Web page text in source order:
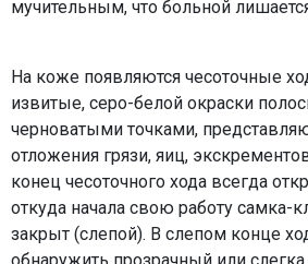
мучительным, что больной
На коже появляются чесоточные
извитые, серо-белой окраски
черноватыми точками,
отложения грязи, яиц,
конец чесоточного хода всегда
откуда начала свою работу самка-
закрыт (слепой). В слепом конце